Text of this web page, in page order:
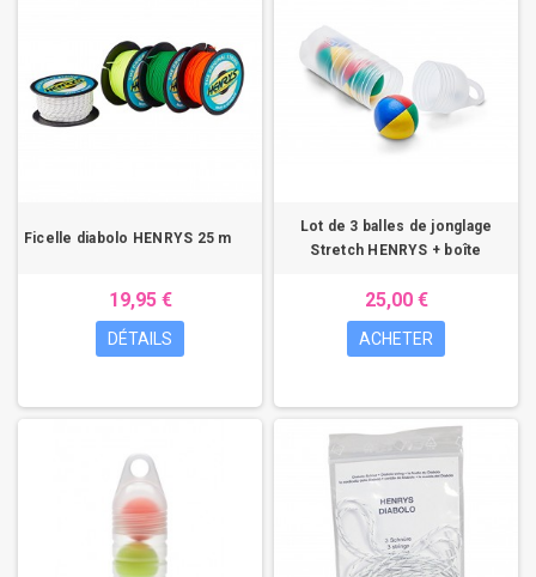
Ficelle diabolo HENRYS 25 m
19,95 €
DÉTAILS
Lot de 3 balles de jonglage
Stretch HENRYS + boîte
25,00 €
ACHETER